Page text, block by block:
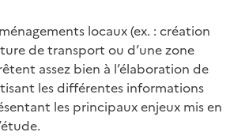
locaux (ex. : création
de transport ou d’une zone
assez bien à l’élaboration de
les différentes informations
les principaux enjeux mis en